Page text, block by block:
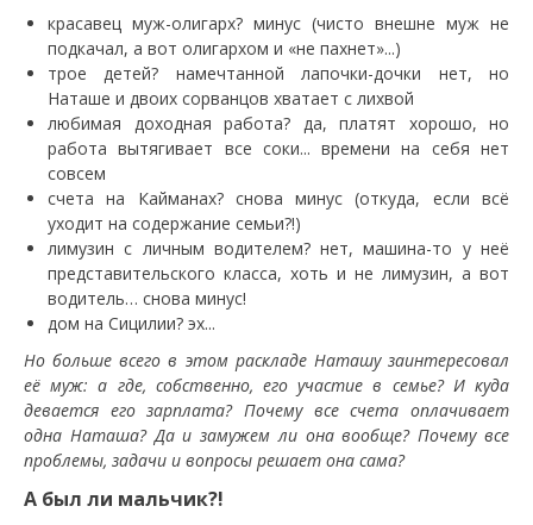
красавец муж-олигарх? минус (чисто внешне муж не
подкачал, а вот олигархом и «не пахнет»...)
трое детей? намечтанной лапочки-дочки нет, но
Наташе и двоих сорванцов хватает с лихвой
любимая доходная работа? да, платят хорошо, но
работа вытягивает все соки... времени на себя нет
совсем
счета на Кайманах? снова минус (откуда, если всё
уходит на содержание семьи?!)
лимузин с личным водителем? нет, машина-то у неё
представительского класса, хоть и не лимузин, а вот
водитель… снова минус!
дом на Сицилии? эх...
Но больше всего в этом раскладе Наташу заинтересовал
её муж: а где, собственно, его участие в семье? И куда
девается его зарплата? Почему все счета оплачивает
одна Наташа? Да и замужем ли она вообще? Почему все
проблемы, задачи и вопросы решает она сама?
А был ли мальчик?!